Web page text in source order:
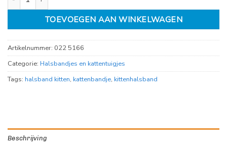
TOEVOEGEN AAN WINKELWAGEN
Artikelnummer: 022 5166
Categorie: Halsbandjes en kattentuigjes
Tags: halsband kitten, kattenbandje, kittenhalsband
Beschrijving